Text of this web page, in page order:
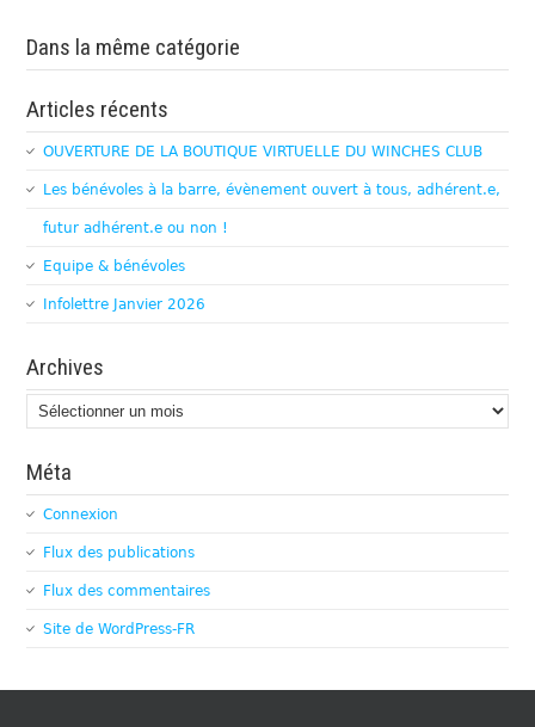
Dans la même catégorie
Articles récents
OUVERTURE DE LA BOUTIQUE VIRTUELLE DU WINCHES CLUB
Les bénévoles à la barre, évènement ouvert à tous, adhérent.e,
futur adhérent.e ou non !
Equipe & bénévoles
Infolettre Janvier 2026
Archives
Archives
Méta
Connexion
Flux des publications
Flux des commentaires
Site de WordPress-FR